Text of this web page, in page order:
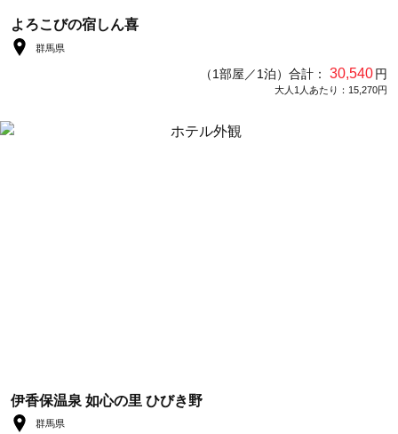
よろこびの宿しん喜
群馬県
（1部屋／1泊）合計： 30,540円
大人1人あたり：15,270円
伊香保温泉 如心の里 ひびき野
群馬県